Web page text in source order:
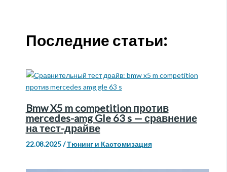
Последние статьи:
Bmw X5 m competition против
mercedes-amg Gle 63 s — сравнение
на тест-драйве
22.08.2025/Тюнинг и Кастомизация